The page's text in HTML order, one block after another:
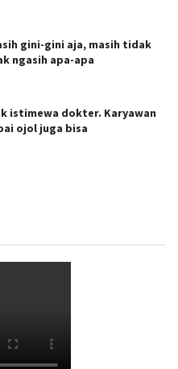
gini-gini aja, masih tidak
ngasih apa-apa
istimewa dokter. Karyawan
ojol juga bisa